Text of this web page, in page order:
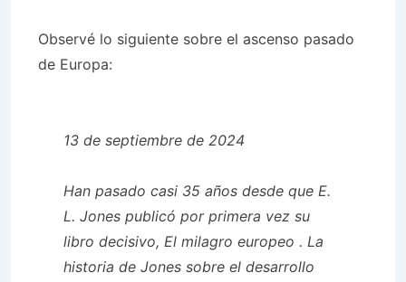
Observé lo siguiente sobre el ascenso pasado
de Europa:
13 de septiembre de 2024
Han pasado casi 35 años desde que E.
L. Jones publicó por primera vez su
libro decisivo, El milagro europeo . La
historia de Jones sobre el desarrollo